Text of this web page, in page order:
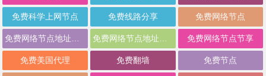
免费科学上网节点 免费线路分享 免费网络节点
免费网络节点节享
免费美国代理 免费翻墙 免费节点